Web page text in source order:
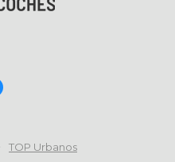
TOP Urbanos